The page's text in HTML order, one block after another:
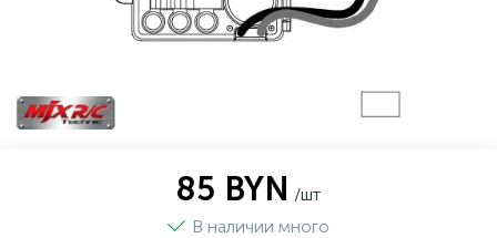
85 BYN /шт
В наличии много